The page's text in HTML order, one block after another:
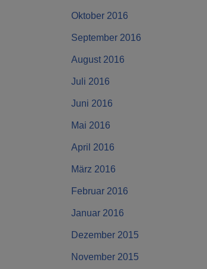
Oktober 2016
September 2016
August 2016
Juli 2016
Juni 2016
Mai 2016
April 2016
März 2016
Februar 2016
Januar 2016
Dezember 2015
November 2015